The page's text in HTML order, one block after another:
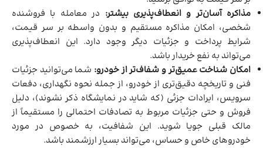
مذاکره آسان‌تر و انعطاف‌پذیری بیشتر: در معامله با فروشنده
شخصی، امکان مذاکره مستقیم و بدون واسطه بر سر قیمت،
شرایط پرداخت و جزئیات دیگر وجود دارد. این انعطاف‌پذیری
می‌تواند به نفع خریدار باشد.
امکان شناخت عمیق‌تر و شفاف‌تر از خودرو: شما می‌توانید جزئیات
فنی و تاریخچه دقیق‌تری از خودرو، از جمله نحوه نگهداری، دفعات
سرویس، ایرادات جزئی (که شاید در نمایشگاه ذکر نشوند)، دلیل
فروش و حتی جزئیات مربوط به تصادفات احتمالی را مستقیماً از
مالک قبلی جویا شوید. این شفافیت، به خصوص در مورد
خودروهای خاص و حساس، می‌تواند بسیار ارزشمند باشد.